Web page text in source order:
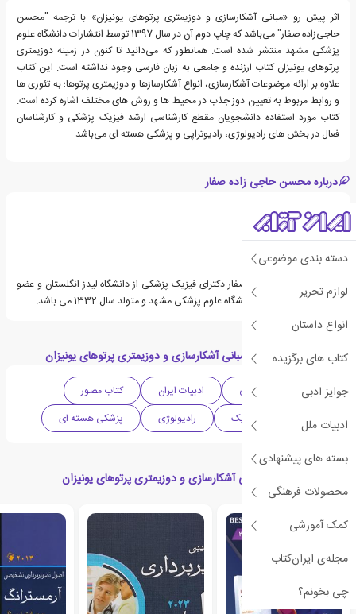
دسته بندی موضوعی
لوازم تحریر
انواع داستان
کتاب های برگزیده
جوایز ادبی
ادبیات ملل
بسته های پیشنهادی
محصولات فرهنگی
کمک آموزشی
مجله‌ی ایران‌کتاب
چی بخونم؟
اثر پیش رو «مبانی آشکارسازی و دوزیمتری پرتوهای یونیزان» با ترجمه "محسن
حاجی‌زاده صفار" می‌باشد که چاپ دوم آن در سال 1397 توسط انتشارات دانشگاه علوم
پزشکی مشهد منتشر شده است. همانطور که می‌دانید تا کنون در زمینه دوزیمتری
پرتوهای یونیزان کتاب ارزنده و جامعی به زبان فارسی وجود نداشته است. این کتاب
علاوه بر ارائه موضوعات آشکارسازی، انواع آشکارسازها و دوزیمتری پرتوها؛ به تئوری ها
و روابط مربوط به تعیین دوز جذب در محیط ها و روش های مختلف اشاره کرده است.
کتاب مورد استفاده دانشجویان مقطع کارشناسی ارشد فیزیک پزشکی و کارشناسان
فعال در بخش های رادیولوژی، رادیوتراپی و پزشکی هسته ای می‌باشد.
درباره محسن حاجی زاده صفار
دکتر محسن حاجی زاده صفار دکترای فیزیک پزشکی از دانشگاه لیدز انگلستان و عضو
هیأت علمی بازنشسته دانشگاه علوم پزشکی مشهد و متولد سال 1332 می باشد.
دسته بندی های کتاب مبانی آشکارسازی و دوزیمتری پرتوهای یونیزان
علمی پزشکی ادبیات ایران
کتاب مصور
آموزشی
فیزیک رادیولوژی پزشکی هسته ای
کتاب های مرتبط با مبانی آشکارسازی و دوزیمتری پرتوهای یونیزان